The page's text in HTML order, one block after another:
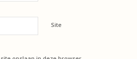
Site